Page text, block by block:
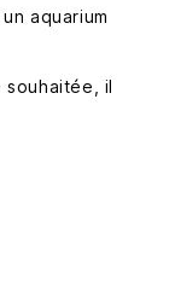
aquarium
il